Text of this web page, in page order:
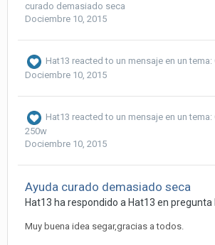
curado demasiado seca
Dociembre 10, 2015
Hat13 reacted to un mensaje en un tema:
Dociembre 10, 2015
Hat13 reacted to un mensaje en un tema:
250w
Dociembre 10, 2015
Ayuda curado demasiado seca
Hat13 ha respondido a Hat13 en pregunta
Muy buena idea segar,gracias a todos.